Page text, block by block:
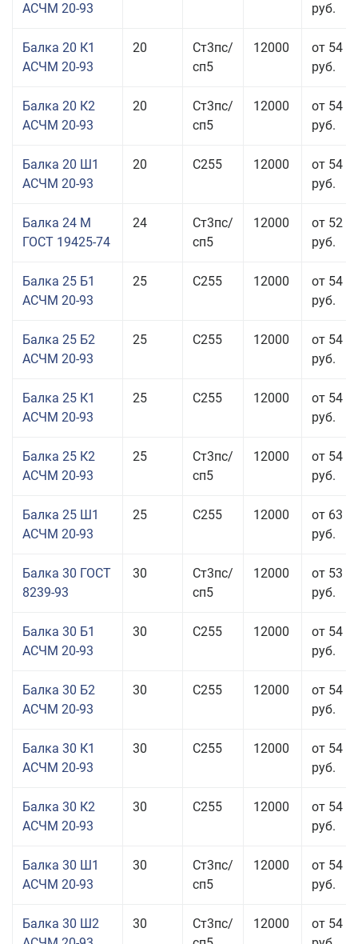
АСЧМ 20-93
руб.
Балка 20 К1
АСЧМ 20-93
20
Ст3пс/
сп5
12000
от 54
руб.
Балка 20 К2
АСЧМ 20-93
20
Ст3пс/
сп5
12000
от 54
руб.
Балка 20 Ш1
АСЧМ 20-93
20 С255 12000
от 54
руб.
Балка 24 М
ГОСТ 19425-74
24
Ст3пс/
сп5
12000
от 52
руб.
Балка 25 Б1
АСЧМ 20-93
25 С255 12000
от 54
руб.
Балка 25 Б2
АСЧМ 20-93
25 С255 12000
от 54
руб.
Балка 25 К1
АСЧМ 20-93
25 С255 12000
от 54
руб.
Балка 25 К2
АСЧМ 20-93
25
Ст3пс/
сп5
12000
от 54
руб.
Балка 25 Ш1
АСЧМ 20-93
25 С255 12000
от 63
руб.
Балка 30 ГОСТ
8239-93
30
Ст3пс/
сп5
12000
от 53
руб.
Балка 30 Б1
АСЧМ 20-93
30 С255 12000
от 54
руб.
Балка 30 Б2
АСЧМ 20-93
30 С255 12000
от 54
руб.
Балка 30 К1
АСЧМ 20-93
30 С255 12000
от 54
руб.
Балка 30 К2
АСЧМ 20-93
30 С255 12000
от 54
руб.
Балка 30 Ш1
АСЧМ 20-93
30
Ст3пс/
сп5
12000
от 54
руб.
Балка 30 Ш2
30
Ст3пс/
12000
от 54